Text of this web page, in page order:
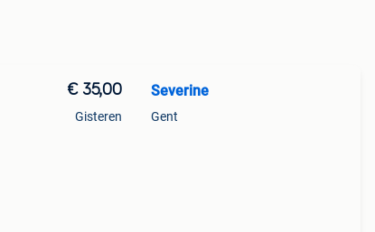
€ 35,00
Gisteren
Severine
Gent